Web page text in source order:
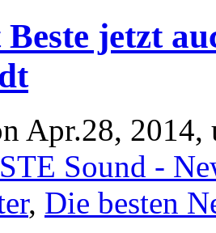
jetzt
Apr.28, 2014,
Sound -
, Die besten